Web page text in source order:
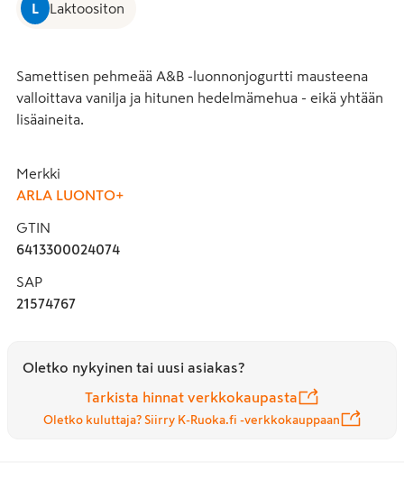
L Laktoositon
Samettisen pehmeää A&B -luonnonjogurtti mausteena
valloittava vanilja ja hitunen hedelmämehua - eikä yhtään
lisäaineita.
Merkki
ARLA LUONTO+
GTIN
6413300024074
SAP
21574767
Oletko nykyinen tai uusi asiakas?
Tarkista hinnat verkkokaupasta
Oletko kuluttaja? Siirry K-Ruoka.fi -verkkokauppaan